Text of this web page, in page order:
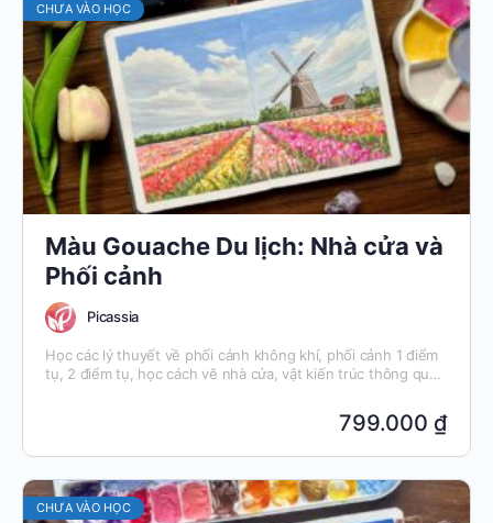
CHƯA VÀO HỌC
Màu Gouache Du lịch: Nhà cửa và
Phối cảnh
Picassia
Học các lý thuyết về phối cảnh không khí, phối cảnh 1 điểm
tụ, 2 điểm tụ, học cách vẽ nhà cửa, vật kiến trúc thông qua
799.000 ₫
CHƯA VÀO HỌC